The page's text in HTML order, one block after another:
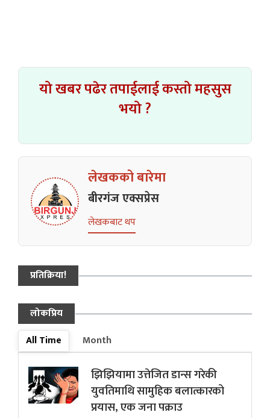
यो खबर पढेर तपाईलाई कस्तो महसुस
भयो ?
लेखकको बारेमा
बीरगंज एक्सप्रेस
लेखकबाट थप
प्रतिक्रिया!
लोकप्रिय
All Time
Month
झिझियामा उत्तेजित डान्स गरेकी
युवतिमाथि सामुहिक बलात्कारको
प्रयास, एक जना पक्राउ